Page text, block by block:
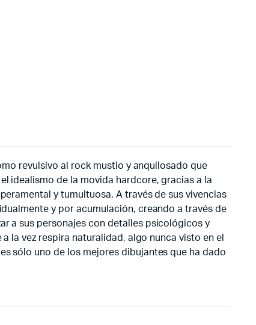
revulsivo al rock mustio y anquilosado que
idealismo de la movida hardcore, gracias a la
y tumultuosa. A través de sus vivencias
y por acumulación, creando a través de
a sus personajes con detalles psicológicos y
la vez respira naturalidad, algo nunca visto en el
sólo uno de los mejores dibujantes que ha dado